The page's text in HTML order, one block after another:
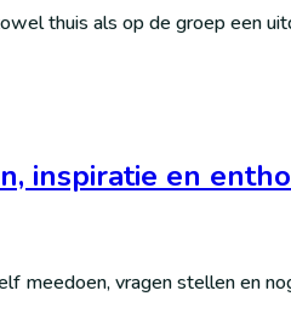
thuis als op de groep een
inspiratie en
meedoen, vragen stellen en